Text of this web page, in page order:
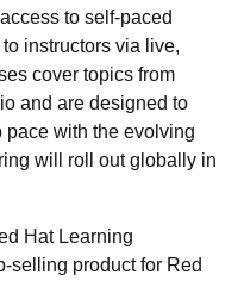
to self-paced
instructors via live,
cover topics from
and are designed to
with the evolving
will roll out globally in
Hat Learning
selling product for Red